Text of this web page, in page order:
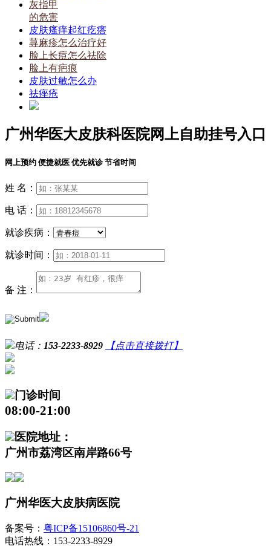
灰指甲
的危害
皮肤瘙痒起红疙瘩
荨麻疹怎么治疗好
脸上长痘怎么祛除
脸上有疤痕
皮肤过敏怎么办
祛痤疮
广州华医大皮肤科医院网上自助挂号入口
网上预约 便捷就医 优先就诊 节省时间
姓 名：
电 话：
就诊疾病：
就诊时间：
备 注：
电话： 153-2233-8929 【点击直接拨打】
门诊时间
08:00-21:00
医院地址：
广州市荔湾区南岸路66号
广州华医大皮肤病医院
备案号： 粤ICP备15106860号-21
电话热线：153-2233-8929